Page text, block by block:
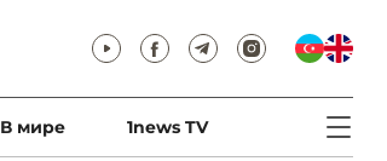
В мире 1news TV